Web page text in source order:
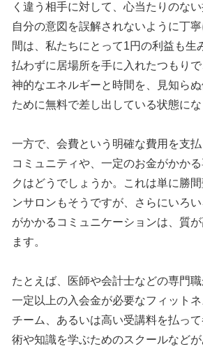
く違う相手に対して、心当たりのない
自分の意図を誤解されないように丁
間は、私たちにとって1円の利益も生
払わずに居場所を手に入れたつもり
神的なエネルギーと時間を、見知ら
ために無料で差し出している状態にな
一方で、会費という明確な費用を支
コミュニティや、一定のお金がかか
クはどうでしょうか。これは単に勝
ンサロンもそうですが、さらにいろ
がかかるコミュニケーションは、質
ます。
たとえば、医師や会計士などの専門職
一定以上の入会金が必要なフィット
チーム、あるいは高い受講料を払っ
術や知識を学ぶためのスクールなど